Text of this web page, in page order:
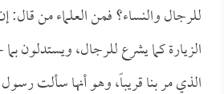
للرجال والنساء؟ فمن العلماء من قال:
الزيارة كما يشرع للرجال، ويستدلون
الذي مر بنا قريباً، وهو أنها سألت رسول